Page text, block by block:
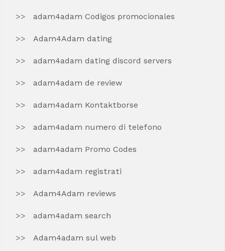
adam4adam Codigos promocionales
Adam4Adam dating
adam4adam dating discord servers
adam4adam de review
adam4adam Kontaktborse
adam4adam numero di telefono
adam4adam Promo Codes
adam4adam registrati
Adam4Adam reviews
adam4adam search
Adam4adam sul web